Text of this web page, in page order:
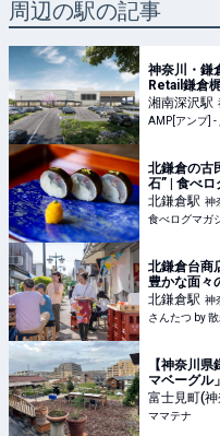
周辺の駅の記事
神奈川・鎌
Retail鎌倉
AMP[アン
りだす新世
湘南深沢駅
北鎌倉の古
石” | 食べ
北鎌倉駅 神
食べログマガ
北鎌倉台商
豊かな面々
歩の達人
北鎌倉駅 神
さんたつ by
【神奈川
マベーグル
ママテナ
富士見町(
ママテナ